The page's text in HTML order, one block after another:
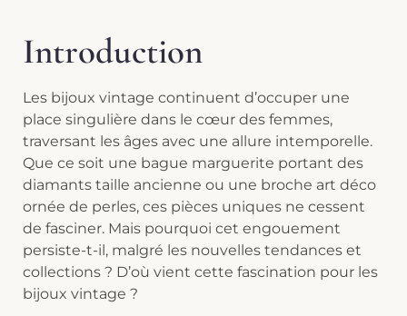
Introduction
Les bijoux vintage continuent d’occuper une
place singulière dans le cœur des femmes,
traversant les âges avec une allure intemporelle.
Que ce soit une bague marguerite portant des
diamants taille ancienne ou une broche art déco
ornée de perles, ces pièces uniques ne cessent
de fasciner. Mais pourquoi cet engouement
persiste-t-il, malgré les nouvelles tendances et
collections ? D’où vient cette fascination pour les
bijoux vintage ?